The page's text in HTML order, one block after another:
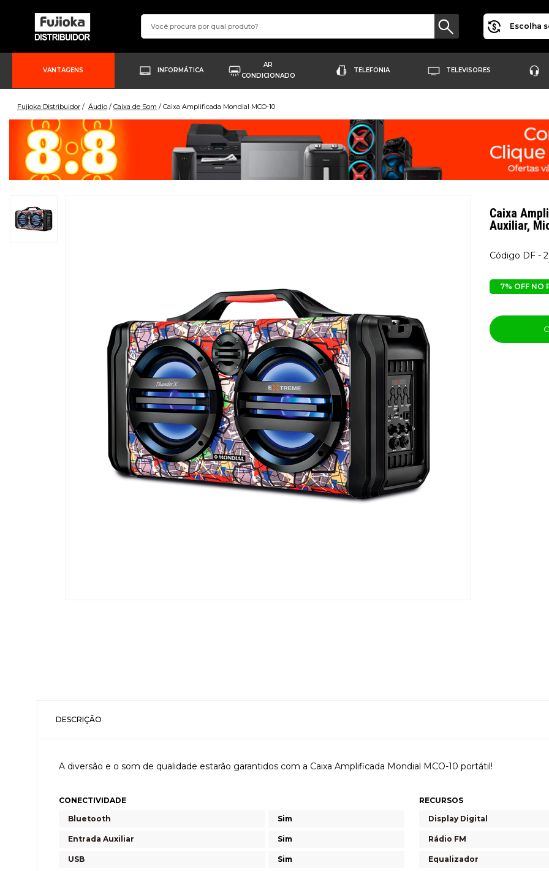
Escolha
VANTAGENS INFORMÁTICA
AR
CONDICIONADO
TELEFONIA TELEVISORES
Fujioka Distribuidor Áudio Caixa de Som Caixa Amplificada Mondial MCO-10
Caixa
Auxiliar,
DF -
7% OFF NO
DESCRIÇÃO
A diversão e o som de qualidade estarão garantidos com a Caixa Amplificada Mondial MCO-10 portátil!
CONECTIVIDADE
Bluetooth
Sim
Entrada Auxiliar Sim
USB Sim
RECURSOS
Display Digital
Rádio FM
Equalizador